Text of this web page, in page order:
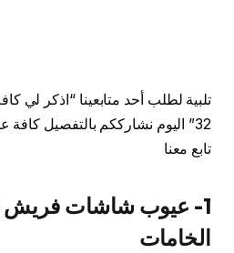
تلبية لطلب أحد متابعينا “اذكر
تابع معنا
الخامات